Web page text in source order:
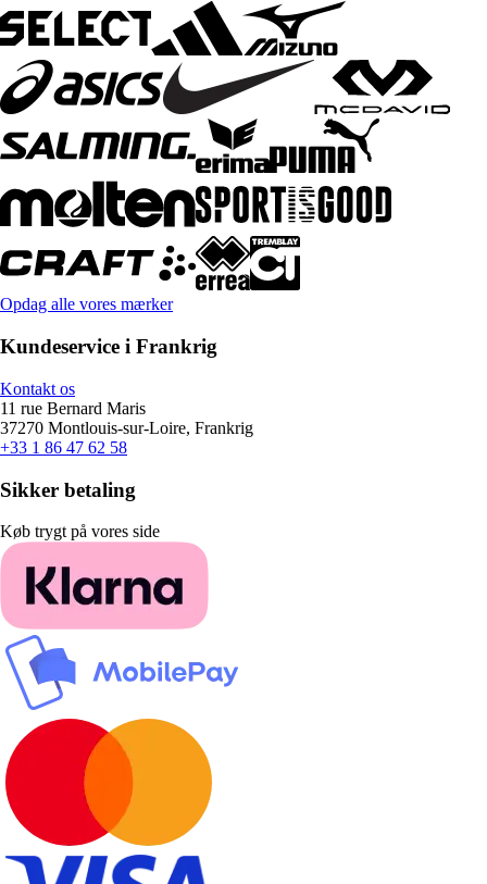
Opdag alle vores mærker
Kundeservice i Frankrig
Kontakt os
11 rue Bernard Maris
37270 Montlouis-sur-Loire, Frankrig
+33 1 86 47 62 58
Sikker betaling
Køb trygt på vores side